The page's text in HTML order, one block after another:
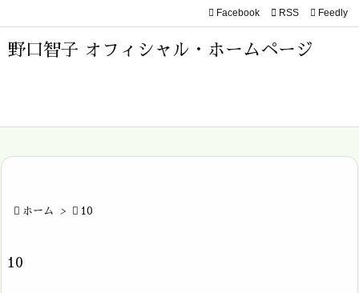
野口智子 オフィシャル・ホームページ

前へ

Facebook  RSS Feedly
 ホーム >  10
10